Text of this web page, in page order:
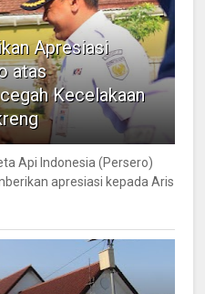
Apresiasi
atas
Kecelakaan
Api Indonesia (Persero)
apresiasi kepada Aris